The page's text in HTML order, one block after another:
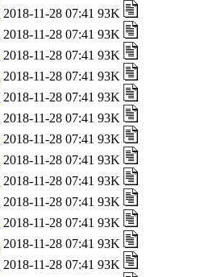
2018-11-28 07:41 93K
2018-11-28 07:41 93K
2018-11-28 07:41 93K
2018-11-28 07:41 93K
2018-11-28 07:41 93K
2018-11-28 07:41 93K
2018-11-28 07:41 93K
2018-11-28 07:41 93K
2018-11-28 07:41 93K
2018-11-28 07:41 93K
2018-11-28 07:41 93K
2018-11-28 07:41 93K
2018-11-28 07:41 93K